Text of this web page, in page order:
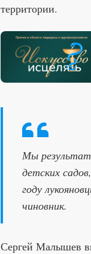
территории.
Мы
детских
году
чиновник.
Сергей Малышев